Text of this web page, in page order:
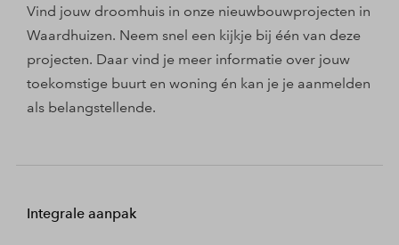
Vind jouw droomhuis in onze nieuwbouwprojecten in
Waardhuizen. Neem snel een kijkje bij één van deze
projecten. Daar vind je meer informatie over jouw
toekomstige buurt en woning én kan je je aanmelden
als belangstellende.
Integrale aanpak